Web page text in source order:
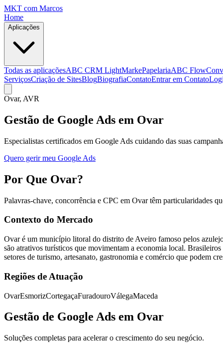
MKT com Marcos
Home
Aplicações
Todas as aplicaçõesABC CRM LightMarkePapelariaABC Flow
ServiçosCriação de SitesBlogBiografiaContatoEntrar em Contato
Ovar, AVR
Gestão de Google Ads em Ovar
Especialistas certificados em Google Ads cuidando das suas
Quero gerir meu Google Ads
Por Que Ovar?
Palavras-chave, concorrência e CPC em Ovar têm particularidades
Contexto do Mercado
Ovar é um município litoral do distrito de Aveiro famoso pelos
são atrativos turísticos que movimentam a economia local.
setores de turismo, artesanato, gastronomia e comércio que podem
Regiões de Atuação
OvarEsmorizCortegaçaFuradouroVálegaMaceda
Gestão de Google Ads em Ovar
Soluções completas para acelerar o crescimento do seu negócio.